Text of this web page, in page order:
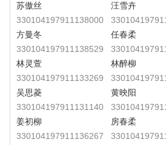
苏傲丝
330104197911138000
汪雪卉
方曼冬
330104197911138529
任春柔
林灵萱
330104197911133269
林醉柳
吴思菱
330104197911131140
黄映阳
姜初柳
330104197911136267
房春柔